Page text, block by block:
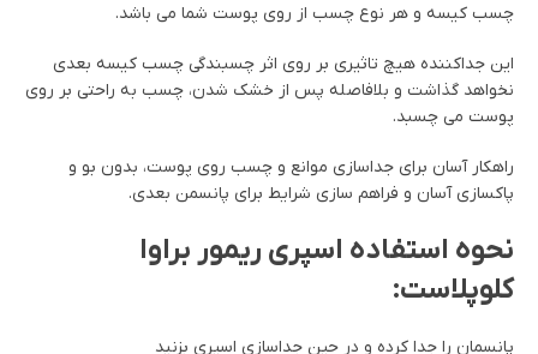
چسب کیسه و هر نوع چسب از روی پوست شما می باشد.
این جداکننده هیچ تاثیری بر روی اثر چسبندگی چسب کیسه بعدی
نخواهد گذاشت و بلافاصله پس از خشک شدن، چسب به راحتی بر روی
پوست می چسبد.
راهکار آسان برای جداسازی موانع و چسب روی پوست، بدون بو و
پاکسازی آسان و فراهم سازی شرایط برای پانسمن بعدی.
نحوه استفاده اسپری ریمور براوا
کلوپلاست:
پانسمان را جدا کرده و در حین جداسازی اسپری بزنید